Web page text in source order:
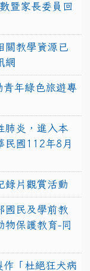
暨家長委員回
關教學資源已
網
年綠色旅遊專
肺炎，進入本
民國112年8月
錄片觀賞活動
國民及學前教
物保護教育-同
「杜絕狂犬病